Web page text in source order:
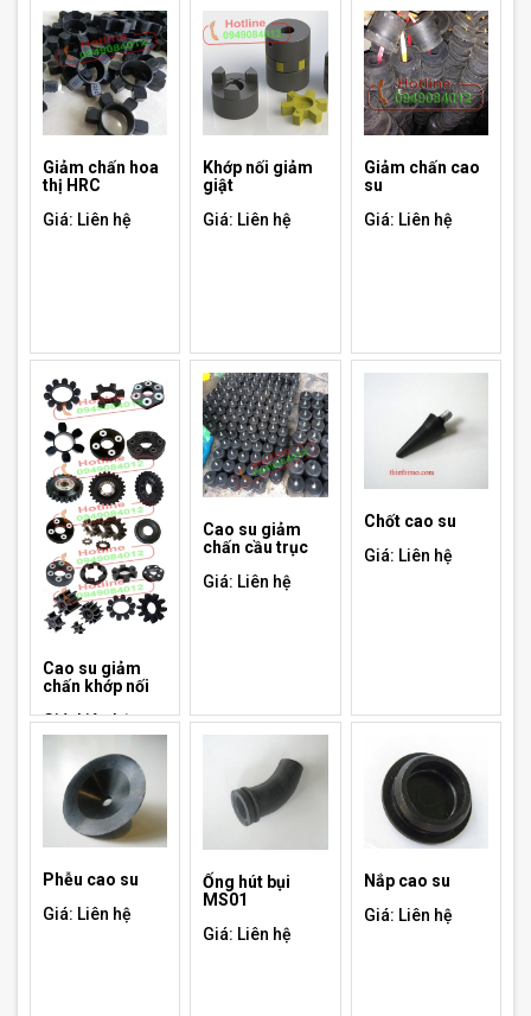
Giảm chấn hoa
thị HRC
Giá: Liên hệ
Khớp nối giảm
giật
Giá: Liên hệ
Giảm chấn cao
su
Giá: Liên hệ
Cao su giảm
chấn khớp nối
Giá: Liên hệ
Cao su giảm
chấn cầu trục
Giá: Liên hệ
Chốt cao su
Giá: Liên hệ
Phễu cao su
Giá: Liên hệ
Ống hút bụi
MS01
Giá: Liên hệ
Nắp cao su
Giá: Liên hệ